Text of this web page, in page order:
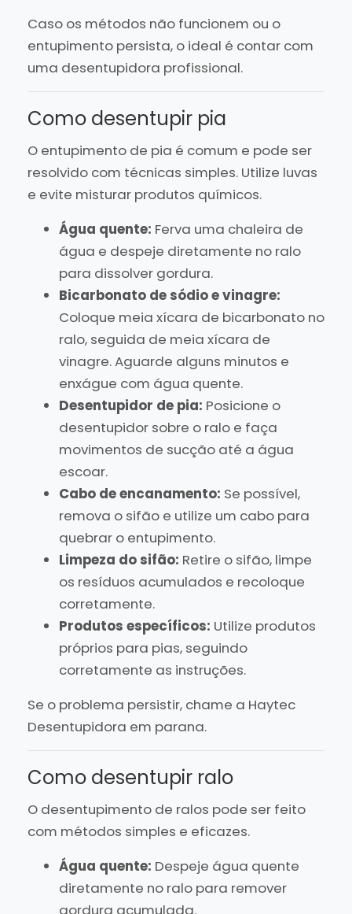
Caso os métodos não funcionem ou o
entupimento persista, o ideal é contar com
uma desentupidora profissional.
Como desentupir pia
O entupimento de pia é comum e pode ser
resolvido com técnicas simples. Utilize luvas
e evite misturar produtos químicos.
Água quente: Ferva uma chaleira de
água e despeje diretamente no ralo
para dissolver gordura.
Bicarbonato de sódio e vinagre:
Coloque meia xícara de bicarbonato no
ralo, seguida de meia xícara de
vinagre. Aguarde alguns minutos e
enxágue com água quente.
Desentupidor de pia: Posicione o
desentupidor sobre o ralo e faça
movimentos de sucção até a água
escoar.
Cabo de encanamento: Se possível,
remova o sifão e utilize um cabo para
quebrar o entupimento.
Limpeza do sifão: Retire o sifão, limpe
os resíduos acumulados e recoloque
corretamente.
Produtos específicos: Utilize produtos
próprios para pias, seguindo
corretamente as instruções.
Se o problema persistir, chame a Haytec
Desentupidora em parana.
Como desentupir ralo
O desentupimento de ralos pode ser feito
com métodos simples e eficazes.
Água quente: Despeje água quente
diretamente no ralo para remover